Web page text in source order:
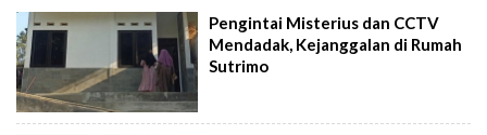
Pengintai Misterius dan CCTV
Mendadak, Kejanggalan di Rumah
Sutrimo